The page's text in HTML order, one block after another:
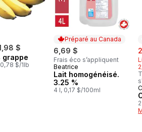
$
grappe
$/1lb
Préparé au Canada
6,69 $
Frais éco s’appliquent
Préparé au Canada
Beatrice
Lait homogénéisé.
3.25 %
4 l, 0,17 $/100ml